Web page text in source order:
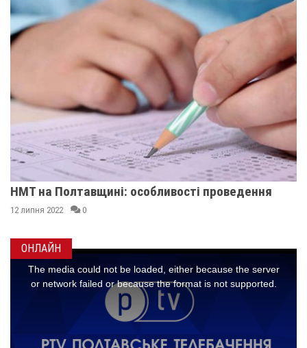
ОНЛАЙН
НМТ на Полтавщині: особливості проведення
12 липня 2022 0